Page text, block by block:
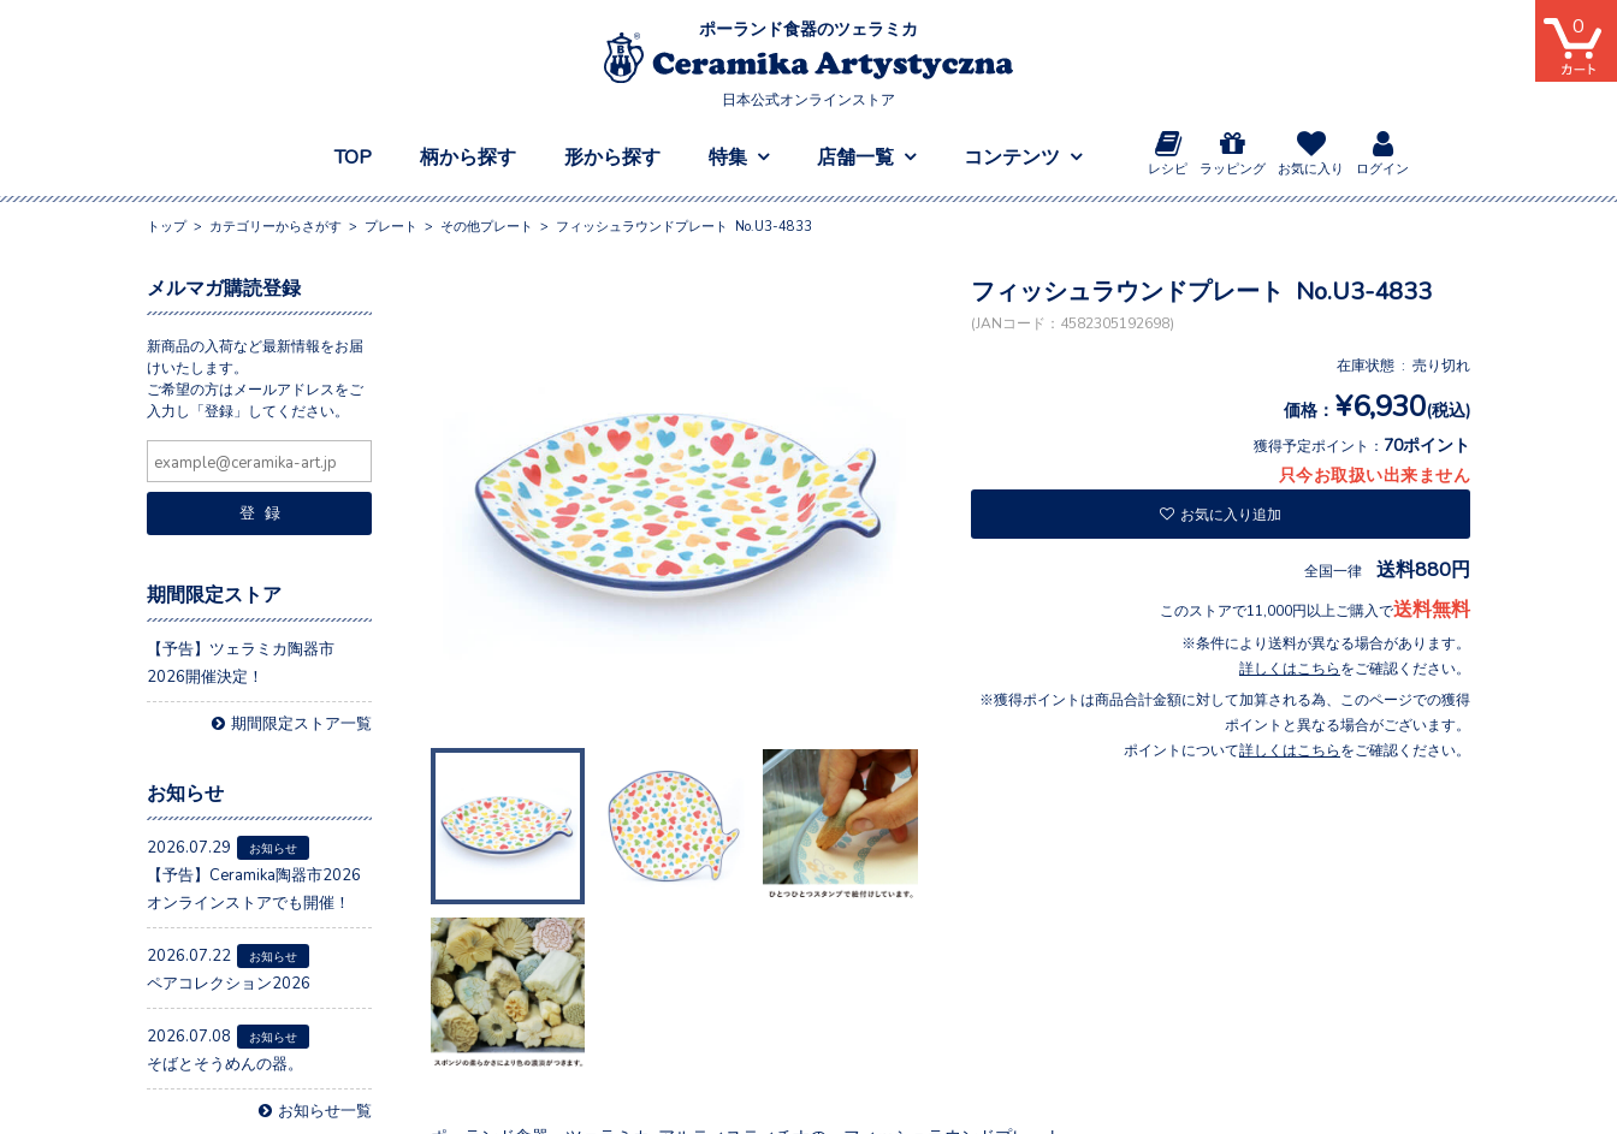
ポーランド食器のツェラミカ
日本公式オンラインストア
TOP 柄から探す 形から探す 特集 店舗一覧 コンテンツ
レシピ ラッピング お気に入り ログイン
0
トップ> カテゴリーからさがす > プレート > その他プレート > フィッシュラウンドプレート No.U3-4833
フィッシュラウンドプレート No.U3-4833
(JANコード：4582305192698)
在庫状態 : 売り切れ
価格： ¥6,930(税込)
獲得予定ポイント： 70ポイント
只今お取扱い出来ません
お気に入り追加
全国一律 送料880円
このストアで11,000円以上ご購入で送料無料
条件により送料が異なる場合があります。
詳しくはこちら をご確認ください。
獲得ポイントは商品合計金額に対して加算される為、このページでの獲得
ポイントと異なる場合がございます。
ポイントについて詳しくはこちら をご確認ください。
メルマガ購読登録
新商品の入荷など最新情報をお届
けいたします。
ご希望の方はメールアドレスをご
入力し「登録」してください。
期間限定ストア
【予告】ツェラミカ陶器市
2026開催決定！
期間限定ストア一覧
お知らせ
2026.07.29 お知らせ
【予告】Ceramika陶器市2026
オンラインストアでも開催！
2026.07.22 お知らせ
ペアコレクション2026
2026.07.08 お知らせ
そばとそうめんの器。
お知らせ一覧